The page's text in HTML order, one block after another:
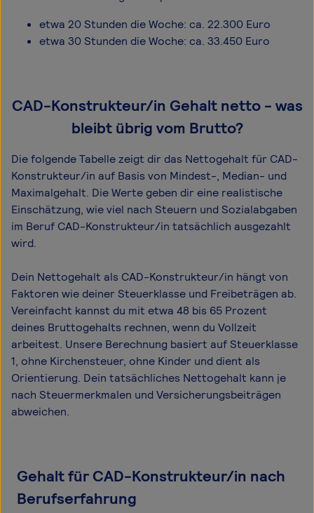
etwa 20 Stunden die Woche: ca. 22.300 Euro
etwa 30 Stunden die Woche: ca. 33.450 Euro
CAD-Konstrukteur/in Gehalt netto - was
bleibt übrig vom Brutto?
Die folgende Tabelle zeigt dir das Netto­gehalt für CAD-
Konstrukteur/in auf Basis von Mindest-, Median- und
Maximal­gehalt. Die Werte geben dir eine realistische
Einschätzung, wie viel nach Steuern und Sozialabgaben
im Beruf CAD-Konstrukteur/in tatsächlich ausgezahlt
wird.
Dein Nettogehalt als CAD-Konstrukteur/in hängt von
Faktoren wie deiner Steuerklasse und Freibeträgen ab.
Vereinfacht kannst du mit etwa 48 bis 65 Prozent
deines Bruttogehalts rechnen, wenn du Vollzeit
arbeitest. Unsere Berechnung basiert auf Steuerklasse
1, ohne Kirchensteuer, ohne Kinder und dient als
Orientierung. Dein tatsächliches Nettogehalt kann je
nach Steuermerkmalen und Versicherungsbeiträgen
abweichen.
Gehalt für CAD-Konstrukteur/in nach
Berufserfahrung